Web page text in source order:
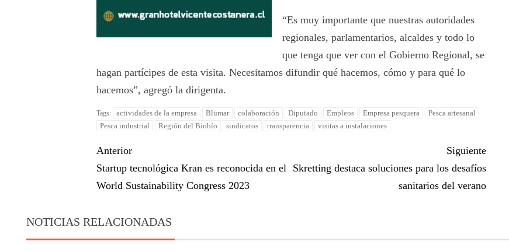
“Es muy importante que nuestras autoridades
regionales, parlamentarios, alcaldes y todo lo
que tenga que ver con el Gobierno Regional, se
hagan partícipes de esta visita. Necesitamos difundir qué hacemos, cómo y para qué lo
hacemos”, agregó la dirigenta.
Tags: actividades de la empresa Blumar colaboración Diputado Empleos Empresa pesquera
Pesca artesanal
Pesca industrial
Región del Biobío sindicatos transparencia visitas a instalaciones
Anterior
Startup tecnológica Kran es reconocida en el
World Sustainability Congress 2023
Siguiente
Skretting destaca soluciones para los desafíos
sanitarios del verano
NOTICIAS RELACIONADAS